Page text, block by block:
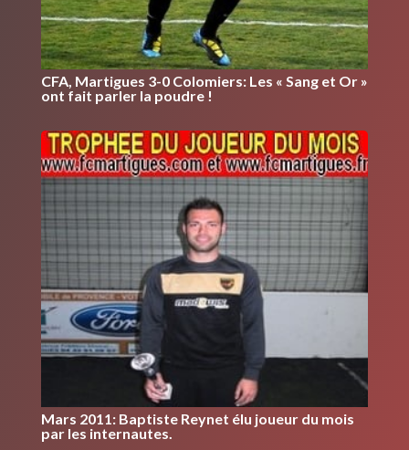
CFA, Martigues 3-0 Colomiers: Les « Sang et Or »
ont fait parler la poudre !
Mars 2011: Baptiste Reynet élu joueur du mois
par les internautes.